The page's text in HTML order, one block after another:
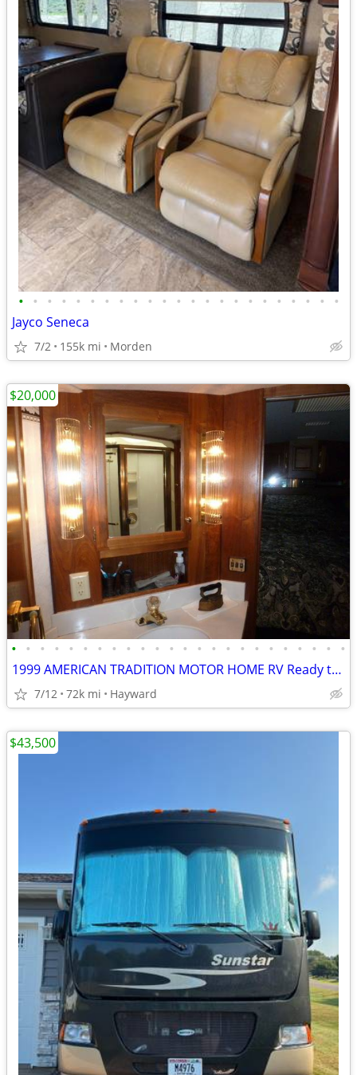
• • • • • • • • • • • • • • • • • • • • • • •
Jayco Seneca
7/2 155k mi Morden
• • • • • • • • • • • • • • • • • • • • • • • •
1999 AMERICAN TRADITION MOTOR HOME RV Ready to roll!
7/12 72k mi Hayward
$20,000
$43,500